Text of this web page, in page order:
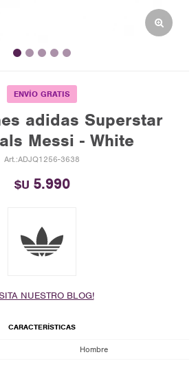
ENVÍO GRATIS
adidas Superstar
Messi - White
ADJQ1256-3638
$U 5.990
NUESTRO BLOG!
CARACTERÍSTICAS
Hombre